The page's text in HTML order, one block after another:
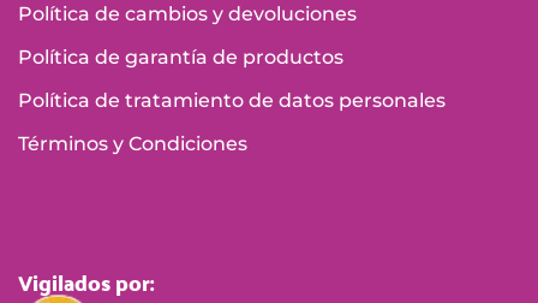
Política de cambios y devoluciones
Política de garantía de productos
Política de tratamiento de datos personales
Términos y Condiciones
Vigilados por: